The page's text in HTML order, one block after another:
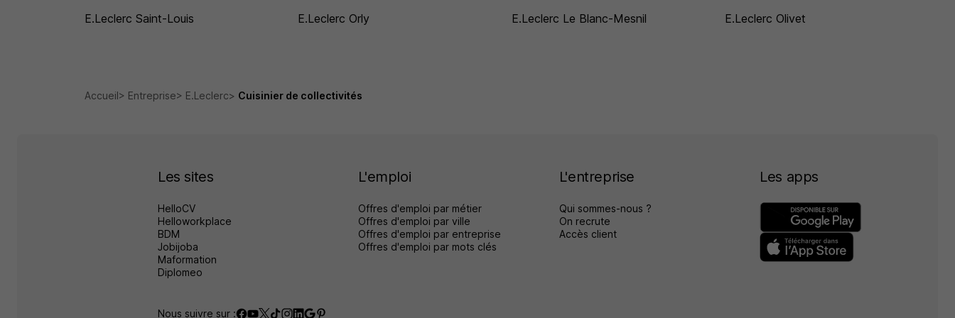
E.Leclerc Saint-Louis E.Leclerc Orly E.Leclerc Le Blanc-Mesnil E.Leclerc Olivet
Accueil Entreprise E.Leclerc Cuisinier de collectivités
Les sites
HelloCV
Helloworkplace
BDM
Jobijoba
Maformation
Diplomeo
L'emploi
Offres d'emploi par métier
Offres d'emploi par ville
Offres d'emploi par entreprise
Offres d'emploi par mots clés
L'entreprise
Qui sommes-nous ?
On recrute
Accès client
Les apps
Nous suivre sur :